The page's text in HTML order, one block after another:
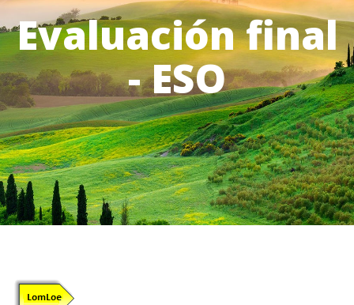
Evaluación final
- ESO